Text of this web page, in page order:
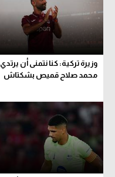
وزيرة تركية: كنا نتمنى أن يرتدي
محمد صلاح قميص بشكتاش